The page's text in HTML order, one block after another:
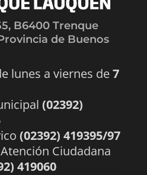
B6400 Trenque
de Buenos
lunes a viernes de7
(02392)
(02392) 419395/97
Ciudadana
419060